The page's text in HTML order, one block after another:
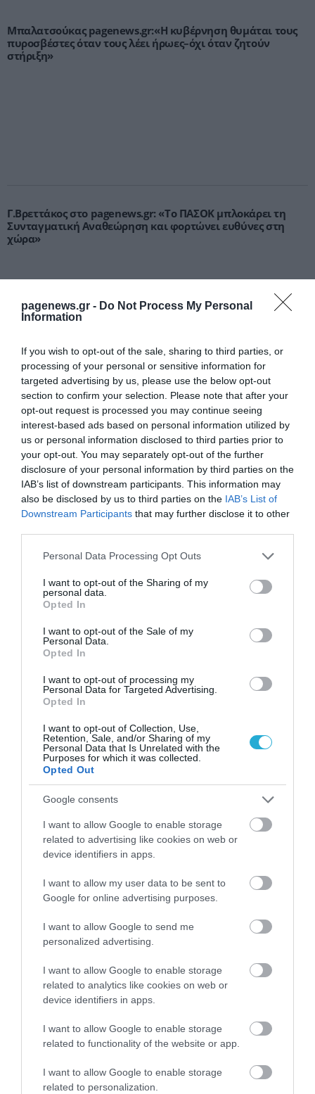
pagenews.gr - Do Not Process My Personal
Information
If you wish to opt-out of the sale, sharing to third parties, or
processing of your personal or sensitive information for
targeted advertising by us, please use the below opt-out
section to confirm your selection. Please note that after your
opt-out request is processed you may continue seeing
interest-based ads based on personal information utilized by
us or personal information disclosed to third parties prior to
your opt-out. You may separately opt-out of the further
disclosure of your personal information by third parties on the
IAB’s list of downstream participants. This information may
also be disclosed by us to third parties on the IAB’s List of
Downstream Participants that may further disclose it to other
Please note that this website/app uses one or more Google
not limited to your visit or usage behaviour. You may click to
grant or deny consent to Google and its third-party tags to
use your data for below specified purposes in below Google
consent section.
Personal Data Processing Opt Outs
I want to opt-out of the Sharing of my
personal data.
Opted In
I want to opt-out of the Sale of my
Personal Data.
Opted In
I want to opt-out of processing my
Personal Data for Targeted Advertising.
Opted In
I want to opt-out of Collection, Use,
Retention, Sale, and/or Sharing of my
Personal Data that Is Unrelated with the
Purposes for which it was collected.
Opted Out
Google consents
I want to allow Google to enable storage
related to advertising like cookies on web or
device identifiers in apps.
I want to allow my user data to be sent to
Google for online advertising purposes.
I want to allow Google to send me
personalized advertising.
I want to allow Google to enable storage
related to analytics like cookies on web or
device identifiers in apps.
I want to allow Google to enable storage
related to functionality of the website or app.
I want to allow Google to enable storage
related to personalization.
Μπαλατσούκας pagenews.gr:«Η κυβέρνηση θυμάται τους
πυροσβέστες όταν τους λέει ήρωες–όχι όταν ζητούν
στήριξη»
Γ.Βρεττάκος στο pagenews.gr: «Το ΠΑΣΟΚ μπλοκάρει τη
Συνταγματική Αναθεώρηση και φορτώνει ευθύνες στη
χώρα»
Μυρτώ Κοροβέση στο pagenews.gr: «Η κοινωνία ζητά
διαφάνεια, όχι άλλα σκάνδαλα» – Τι λέει για τον ΟΠΕΚΕΠΕ
Πρόσφατα Επεισόδια
pagenews.gr: «Η
χώρα δεν
αντέχει άλλη
χαμένη
επταετία»–Τι
οικονομία,
ΟΠΕΚΕΠΕ,Τσίπρα
Ειρήνη
pagenews.gr:
«Το
"ΠΡΟΛΑΜΒΑΝΩ"
έσωσε ζωές –
Από Σεπτέμβριο
15.07.2026 | 20:21
43 min